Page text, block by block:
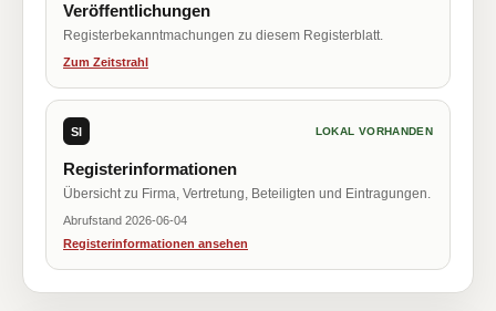
Veröffentlichungen
Registerbekanntmachungen zu diesem Registerblatt.
Zum Zeitstrahl
SI LOKAL VORHANDEN
Registerinformationen
Übersicht zu Firma, Vertretung, Beteiligten und Eintragungen.
Abrufstand 2026-06-04
Registerinformationen ansehen